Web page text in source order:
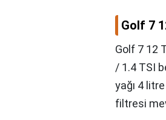
Golf 7
Golf 7 12
/ 1.4 TSI
yağı 4 litre
filtresi